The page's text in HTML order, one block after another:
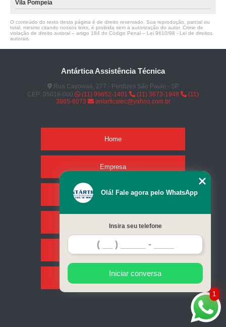
Vila Pompeia
O conteúdo do texto desta página é de direito reservado. Sua reprodução, parcial ou
total, mesmo citando nossos links, é proibida sem a autorização do autor. Crime de
violação de direito autoral – artigo 184 do Código Penal – Lei 9610/98 - Lei de direitos
autorais
Antártica Assistência Técnica
Rua Cayowaá, 277 - Perdizes São Paulo - SP
CEP: 05018-000
(11) 99652-1401 (11) 3673-1948
(11)
3865-6073
antarticatec@yahoo.com.br
Home
Empresa
Missão
Serviços
Contato
Mapa do site
1
Olá! Fale agora pelo WhatsApp
Insira seu telefone
Iniciar conversa